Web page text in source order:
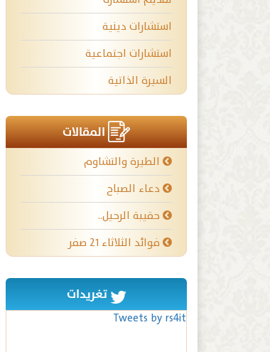
استشارات دينية
استشارات اجتماعية
السيرة الذاتية
المقالات
الطيرة والتشاوم
دعاء الصباح
حقيبة الرحيل..
فوائد الثلاثاء ٢١ صفر
تغريدات
Tweets by rs4it